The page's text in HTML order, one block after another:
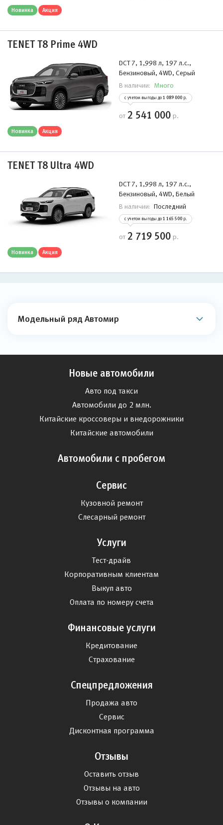
Новинка Акция
TENET T8 Prime 4WD
DCT 7, 1,998 л, 197 л.с.,
Бензиновый, 4WD, Серый
В наличии: Много
с учетом выгоды до 1 089 000 р.
от 2 541 000 р.
Новинка Акция
TENET T8 Ultra 4WD
DCT 7, 1,998 л, 197 л.с.,
Бензиновый, 4WD, Белый
В наличии: Последний
с учетом выгоды до 1 165 500 р.
от 2 719 500 р.
Новинка Акция
Модельный ряд Автомир
Новые автомобили
Авто под такси
Автомобили до 2 млн.
Китайские кроссоверы и внедорожники
Китайские автомобили
Автомобили с пробегом
Сервис
Кузовной ремонт
Слесарный ремонт
Услуги
Тест-драйв
Корпоративным клиентам
Выкуп авто
Оплата по номеру счета
Финансовые услуги
Кредитование
Страхование
Спецпредложения
Продажа авто
Сервис
Дисконтная программа
Отзывы
Оставить отзыв
Отзывы на авто
Отзывы о компании